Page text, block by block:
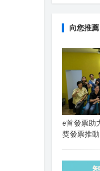
向您推薦
e首發票助
獎發票推